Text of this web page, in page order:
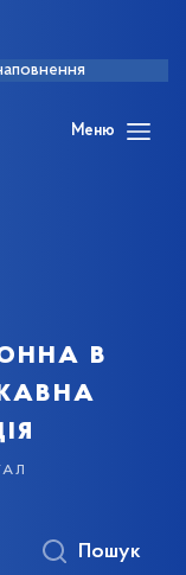
Меню
в
Пошук